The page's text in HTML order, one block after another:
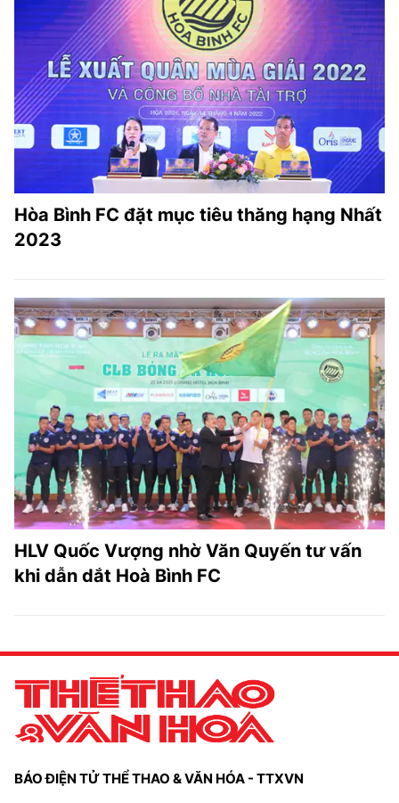
Hòa Bình FC đặt mục tiêu thăng hạng Nhất
2023
HLV Quốc Vượng nhờ Văn Quyến tư vấn
khi dẫn dắt Hoà Bình FC
BÁO ĐIỆN TỬ THỂ THAO & VĂN HÓA - TTXVN